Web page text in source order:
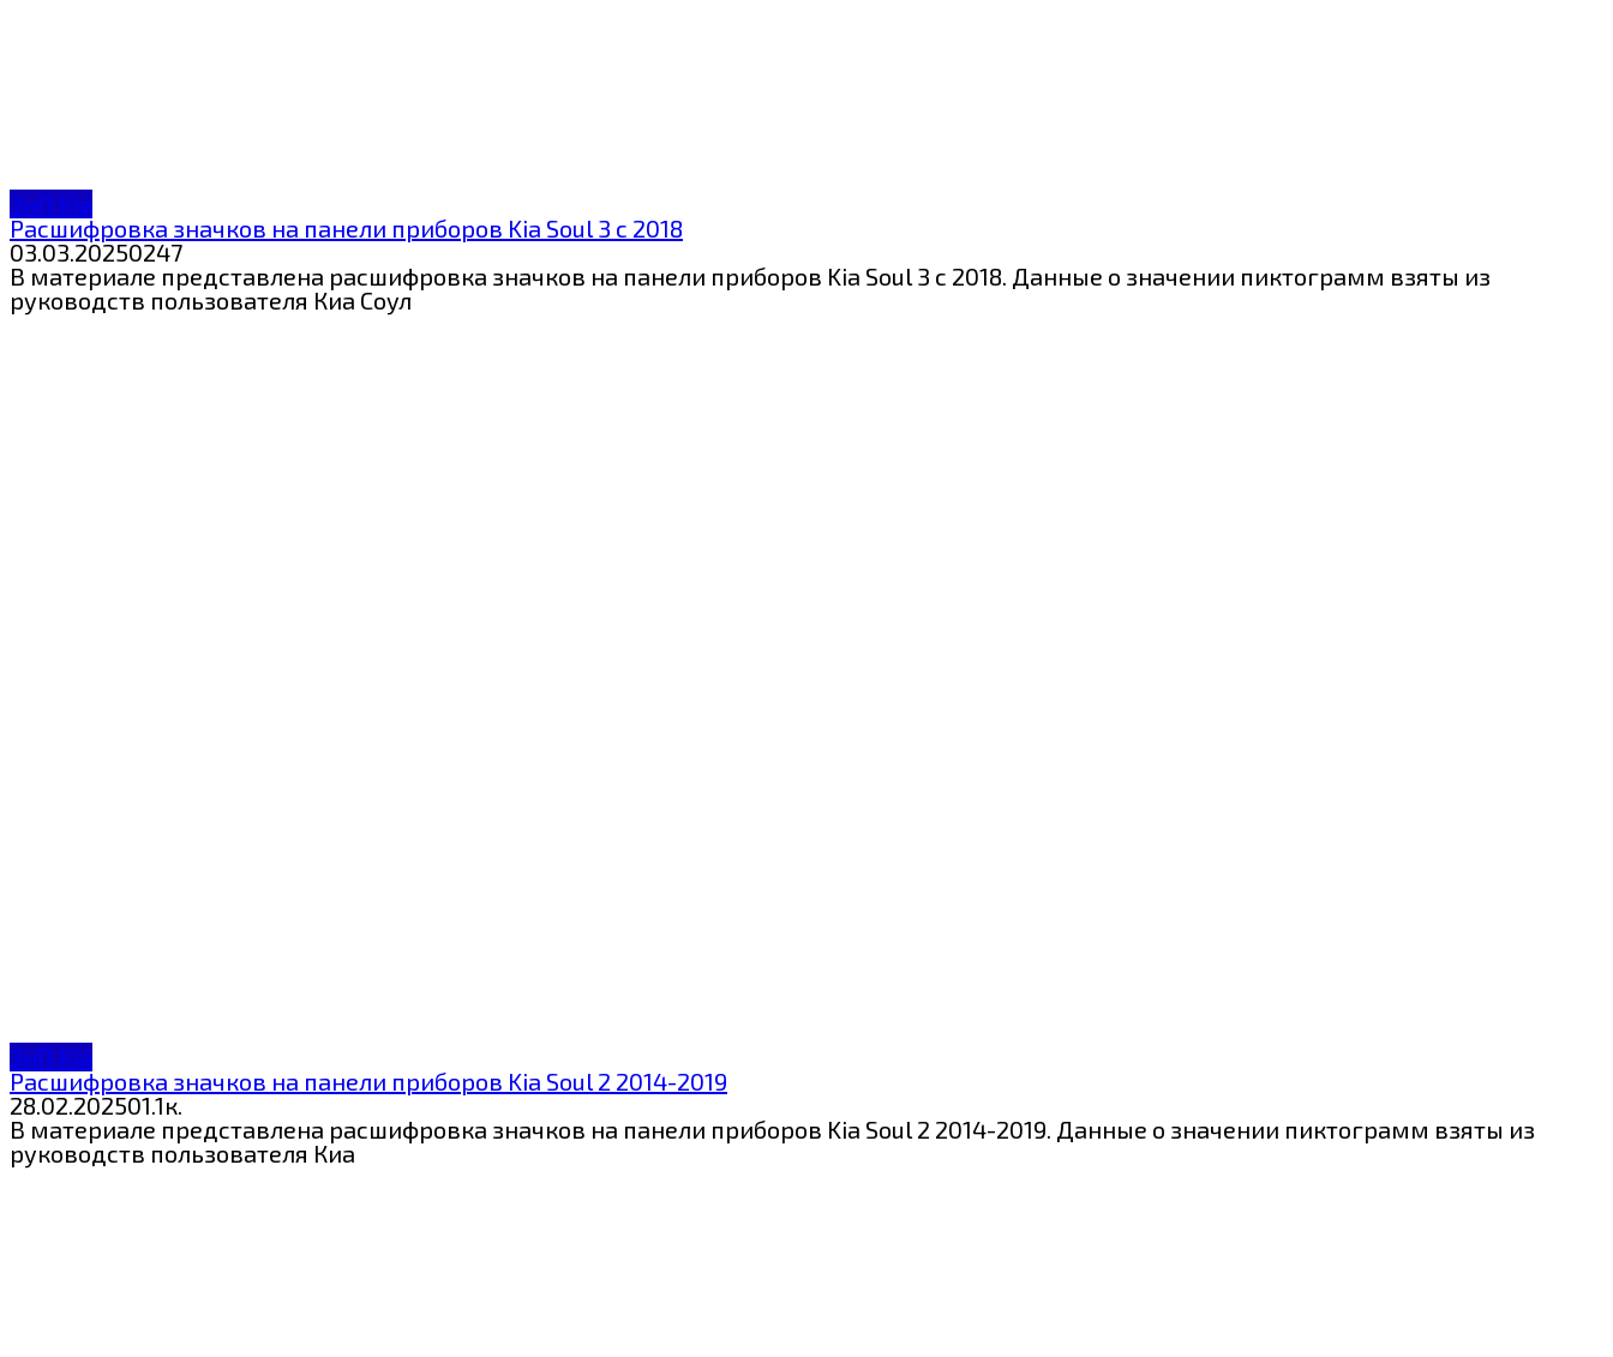
ЗнП Kia
Расшифровка значков на панели приборов Kia Soul 3 с 2018
03.03.20250247
В материале представлена расшифровка значков на панели приборов Kia Soul 3 с 2018. Данные о значении пиктограмм взяты из
руководств пользователя Киа Соул
ЗнП Kia
Расшифровка значков на панели приборов Kia Soul 2 2014-2019
28.02.202501.1к.
В материале представлена расшифровка значков на панели приборов Kia Soul 2 2014-2019. Данные о значении пиктограмм взяты из
руководств пользователя Киа